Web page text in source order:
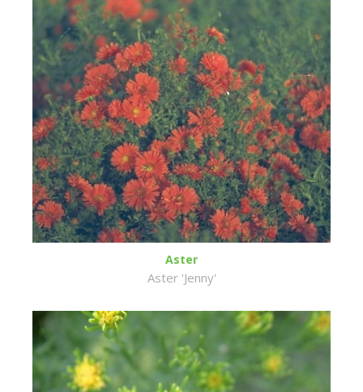
Aster
Aster 'Jenny'